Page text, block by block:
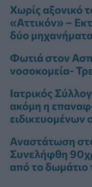
Χωρίς αξονικό
«Αττικόν» –
δύο μηχανήματα
Φωτιά στον
νοσοκομεία-
Ιατρικός
ακόμη η
ειδικευομένων
Αναστάτωση
Συνελήφθη
από το